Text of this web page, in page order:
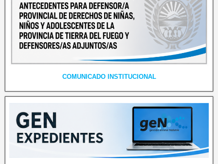
COMUNICADO INSTITUCIONAL